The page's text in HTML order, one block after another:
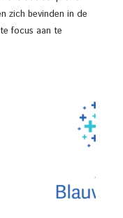
zich bevinden in de
focus aan te